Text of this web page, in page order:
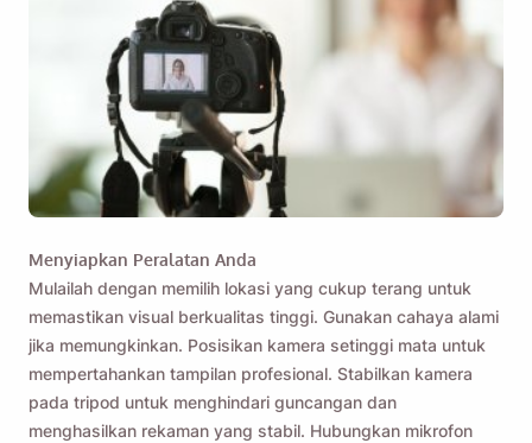
Menyiapkan Peralatan Anda
Mulailah dengan memilih lokasi yang cukup terang untuk
memastikan visual berkualitas tinggi. Gunakan cahaya alami
jika memungkinkan. Posisikan kamera setinggi mata untuk
mempertahankan tampilan profesional. Stabilkan kamera
pada tripod untuk menghindari guncangan dan
menghasilkan rekaman yang stabil. Hubungkan mikrofon
Ingatkan saya 🔔
Kirimi diri Anda pengingat untuk mengunduh
Viddly saat Anda kembali menggunakan
MacOS atau PC Windows.